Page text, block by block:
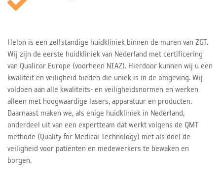
Helon is een zelfstandige huidkliniek binnen de muren van ZGT.
Wij zijn de eerste huidkliniek van Nederland met certificering
van Qualicor Europe (voorheen NIAZ). Hierdoor kunnen wij u een
kwaliteit en veiligheid bieden die uniek is in de omgeving. Wij
voldoen aan alle kwaliteits- en veiligheidsnormen en werken
alleen met hoogwaardige lasers, apparatuur en producten.
Daarnaast maken we, als enige huidkliniek in Nederland,
onderdeel uit van een expertteam dat werkt volgens de QMT
methode (Quality for Medical Technology) met als doel de
veiligheid voor patiënten en medewerkers te bewaken en
borgen.